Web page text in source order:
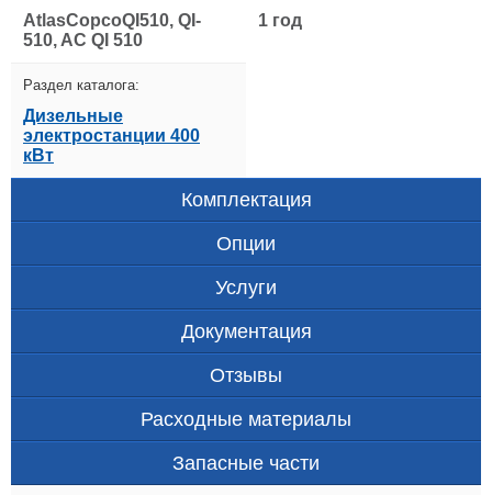
AtlasCopcoQI510, QI-
510, AC QI 510
1 год
Раздел каталога:
Дизельные
электростанции 400
кВт
Комплектация
Опции
Услуги
Документация
Отзывы
Расходные материалы
Запасные части